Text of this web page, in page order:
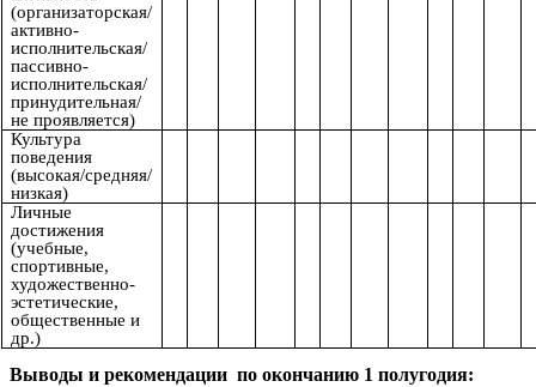
(организаторская/
активно-
исполнительская/
пассивно-
исполнительская/
принудительная/
не проявляется)
Культура
поведения
(высокая/средняя/
низкая)
Личные
достижения
(учебные,
спортивные,
художественно-
эстетические,
общественные и
др.)
Выводы и рекомендации по окончанию 1 полугодия: